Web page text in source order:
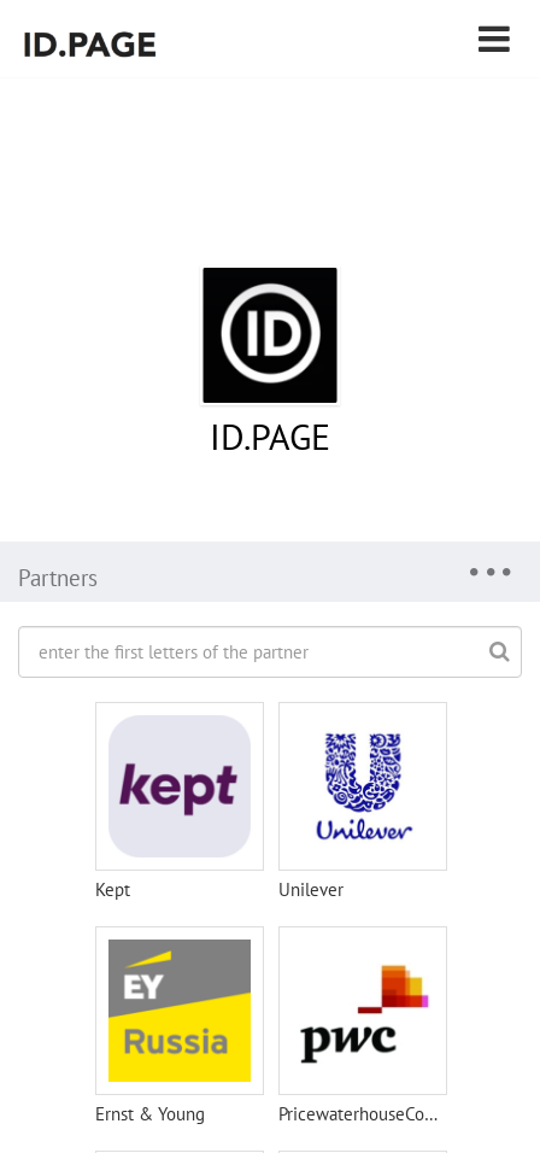
ID.PAGE
Partners
Kept Unilever
Ernst & Young PricewaterhouseCoopers